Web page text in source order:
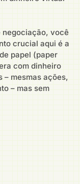
negociação, você
crucial aqui é a
papel (paper
com dinheiro
– mesmas ações,
– mas sem